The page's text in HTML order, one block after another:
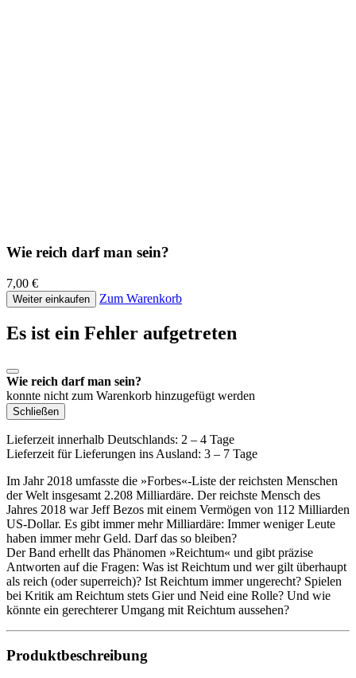
Wie reich darf man sein?
7,00 €
Weiter einkaufen Zum Warenkorb
Es ist ein Fehler aufgetreten
Wie reich darf man sein?
konnte nicht zum Warenkorb hinzugefügt werden
Schließen
Lieferzeit innerhalb Deutschlands: 2 – 4 Tage
Lieferzeit für Lieferungen ins Ausland: 3 – 7 Tage
Im Jahr 2018 umfasste die »Forbes«-Liste der reichsten Menschen
der Welt insgesamt 2.208 Milliardäre. Der reichste Mensch des
Jahres 2018 war Jeff Bezos mit einem Vermögen von 112 Milliarden
US-Dollar. Es gibt immer mehr Milliardäre: Immer weniger Leute
haben immer mehr Geld. Darf das so bleiben?
Der Band erhellt das Phänomen »Reichtum« und gibt präzise
Antworten auf die Fragen: Was ist Reichtum und wer gilt überhaupt
als reich (oder superreich)? Ist Reichtum immer ungerecht? Spielen
bei Kritik am Reichtum stets Gier und Neid eine Rolle? Und wie
könnte ein gerechterer Umgang mit Reichtum aussehen?
Produktbeschreibung